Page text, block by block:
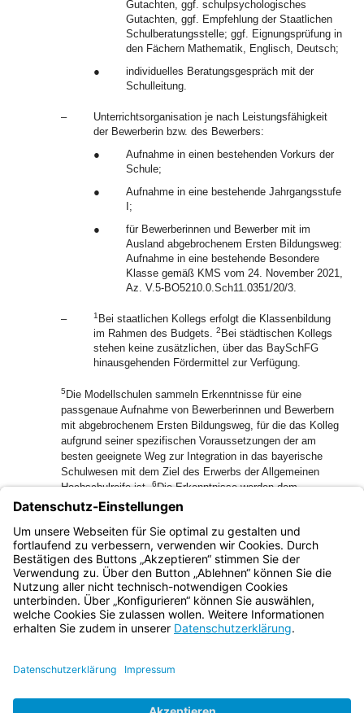
Gutachten, ggf. schulpsychologisches
Gutachten, ggf. Empfehlung der Staatlichen
Schulberatungsstelle; ggf. Eignungsprüfung in
den Fächern Mathematik, Englisch, Deutsch;
●
individuelles Beratungsgespräch mit der
Schulleitung.
–
Unterrichtsorganisation je nach Leistungsfähigkeit
der Bewerberin bzw. des Bewerbers:
●
Aufnahme in einen bestehenden Vorkurs der
Schule;
●
Aufnahme in eine bestehende Jahrgangsstufe
I;
●
für Bewerberinnen und Bewerber mit im
Ausland abgebrochenem Ersten Bildungsweg:
Aufnahme in eine bestehende Besondere
Klasse gemäß KMS vom 24. November 2021,
Az. V.5-BO5210.0.Sch11.0351/20/3.
– 1 Bei staatlichen Kollegs erfolgt die Klassenbildung
im Rahmen des Budgets. 2 Bei städtischen Kollegs
stehen keine zusätzlichen, über das BaySchFG
hinausgehenden Fördermittel zur Verfügung.
5 Die Modellschulen sammeln Erkenntnisse für eine
passgenaue Aufnahme von Bewerberinnen und Bewerbern
mit abgebrochenem Ersten Bildungsweg, für die das Kolleg
aufgrund seiner spezifischen Voraussetzungen der am
besten geeignete Weg zur Integration in das bayerische
Schulwesen mit dem Ziel des Erwerbs der Allgemeinen
Hochschulreife ist.6Die Erkenntnisse werden dem
Staatsministerium in mindestens jährlichen Berichten der
Modellschulen zugeleitet, insbesondere Dokumentationen
von Teilnehmerzahlen, Erfolgsquoten und ggf.
Nachsteuerungsbedarfe.
Bayern.de
BayernPortal
Impressum